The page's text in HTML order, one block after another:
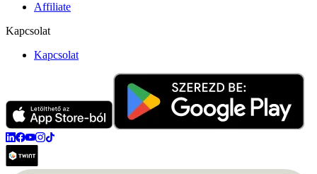
Affiliate
Kapcsolat
Kapcsolat